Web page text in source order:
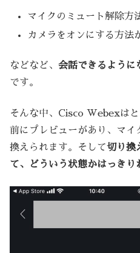
マイクのミュート解除方
カメラをオンにする方法
などなど、 会話できるように
です。
そんな中、Cisco Webexは
前にプレビューがあり、マイ
換えられます。そして切り換
て、どういう状態かはっきり